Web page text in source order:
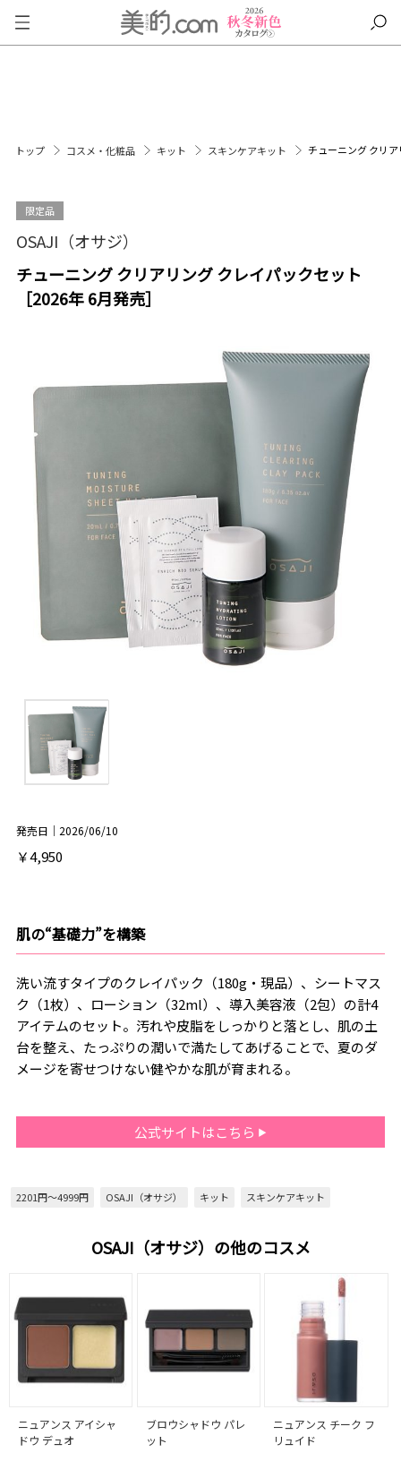
トップ コスメ・化粧品 キット スキンケアキット チューニング クリ
限定品
OSAJI（オサジ）
チューニング クリアリング クレイパックセット
［2026年 6月発売］
発売日｜2026/06/10
￥4,950
肌の“基礎力”を構築
洗い流すタイプのクレイパック（180g・現品）、シートマス
ク（1枚）、ローション（32ml）、導入美容液（2包）の計4
アイテムのセット。汚れや皮脂をしっかりと落とし、肌の土
台を整え、たっぷりの潤いで満たしてあげることで、夏のダ
メージを寄せつけない健やかな肌が育まれる。
公式サイトはこちら
2201円～4999円 OSAJI（オサジ） キット スキンケアキット
OSAJI（オサジ）の他のコスメ
ニュアンス アイシャ
ドウ デュオ
ブロウシャドウ パレ
ット
ニュアンス チーク フ
リュイド